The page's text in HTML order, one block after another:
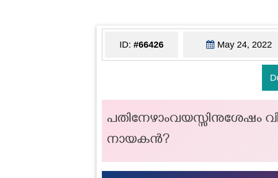
ID: #66426 May 24, 2022
പതിനേഴാംവയസ്സിനുശേഷം
നായകൻ?